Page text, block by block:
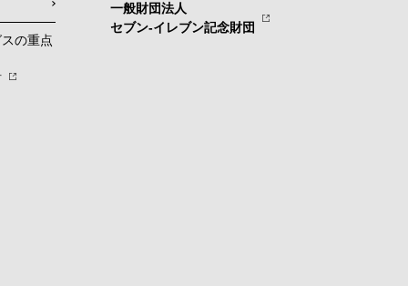
の重点
一般財団法人
セブン-イレブン記念財団